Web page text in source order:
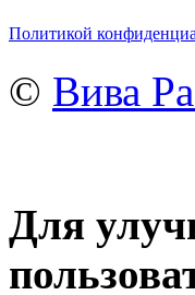
Политикой
© Вива
Для